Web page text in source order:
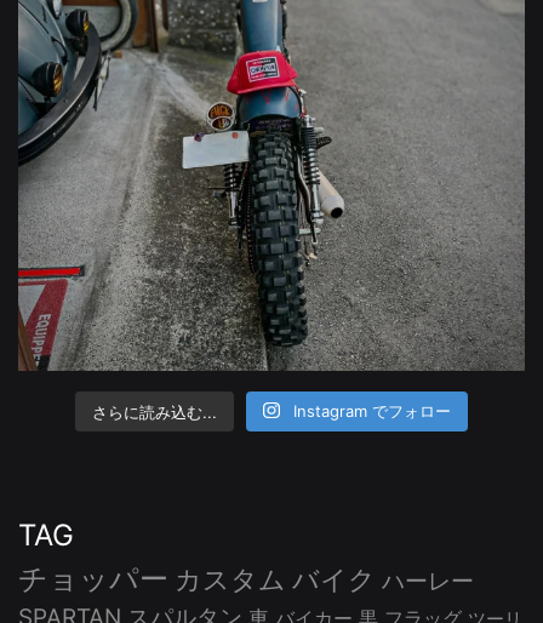
さらに読み込む... Instagram でフォロー
TAG
チョッパー カスタム バイク ハーレー
SPARTAN スパルタン 車 バイカー 黒 フラッグ ツーリ